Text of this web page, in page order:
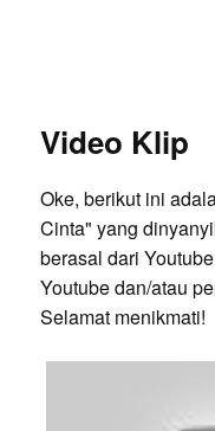
Video Klip
Oke, berikut ini
Cinta" yang
berasal dari
Youtube dan/atau
Selamat menikmati!